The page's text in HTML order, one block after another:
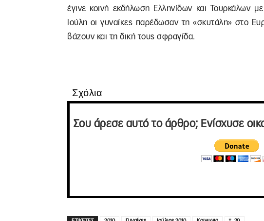
έγινε κοινή εκδήλωση Ελληνίδων και Τουρκάλων
Ιούλη οι γυναίκες παρέδωσαν τη «σκυτάλη» στο
βάζουν και τη δική τους σφραγίδα.
Σχόλια
Σου άρεσε αυτό το άρθρο; Ενίσχυσε